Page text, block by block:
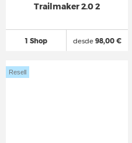
Trailmaker 2.0 2
1 Shop desde98,00 €
Resell